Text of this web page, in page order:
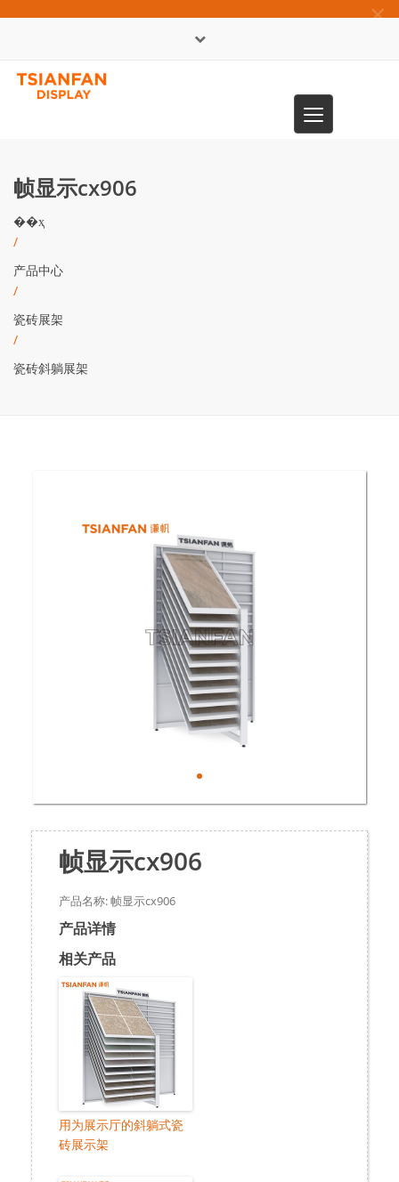
×
Toggle
navigation
帧显示cx906
��ҳ
/
产品中心
/
瓷砖展架
/
瓷砖斜躺展架
帧显示cx906
产品名称: 帧显示cx906
产品详情
相关产品
用为展示厅的斜躺式瓷
砖展示架